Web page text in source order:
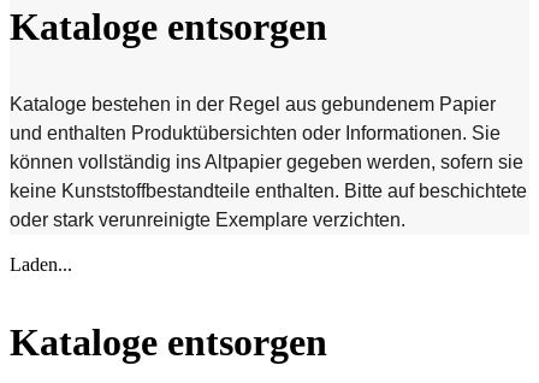
Kataloge entsorgen
Kataloge bestehen in der Regel aus gebundenem Papier
und enthalten Produktübersichten oder Informationen. Sie
können vollständig ins Altpapier gegeben werden, sofern sie
keine Kunststoffbestandteile enthalten. Bitte auf beschichtete
oder stark verunreinigte Exemplare verzichten.
Laden...
Kataloge entsorgen